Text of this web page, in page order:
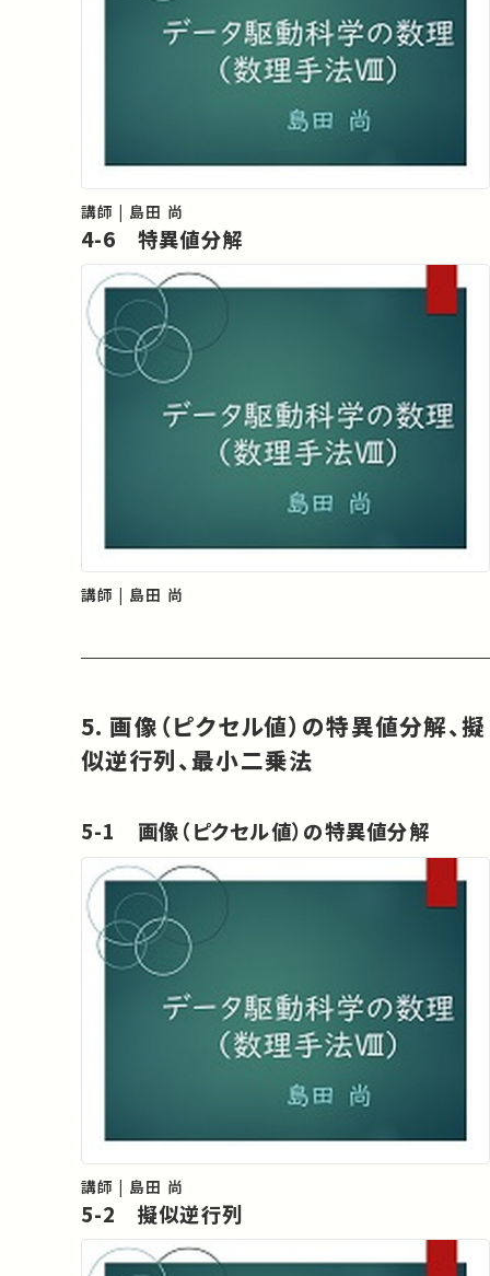
講師 | 島田 尚
4-6 特異値分解
講師 | 島田 尚
5. 画像（ピクセル値）の特異値分解、擬
似逆行列、最小二乗法
5-1 画像（ピクセル値）の特異値分解
講師 | 島田 尚
5-2 擬似逆行列